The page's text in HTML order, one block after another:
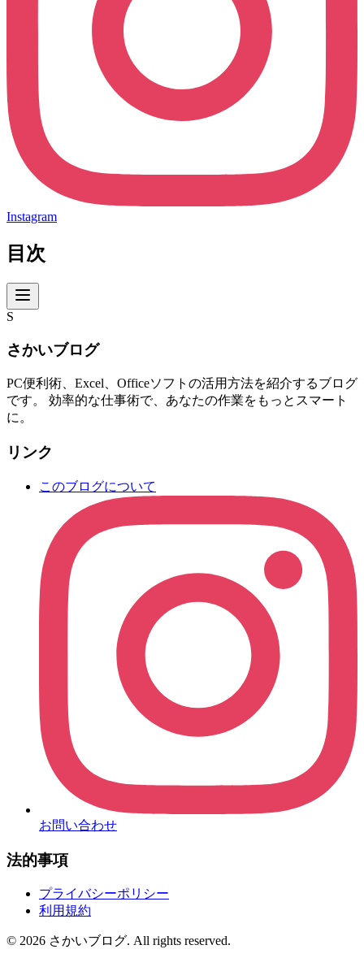
Instagram
目次
S
さかいブログ
PC便利術、Excel、Officeソフトの活用方法を紹介するブログ
です。 効率的な仕事術で、あなたの作業をもっとスマート
に。
リンク
このブログについて
お問い合わせ
法的事項
プライバシーポリシー
利用規約
© 2026 さかいブログ. All rights reserved.